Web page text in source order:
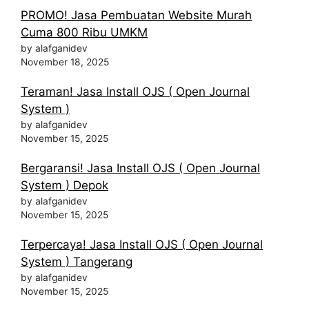
PROMO! Jasa Pembuatan Website Murah
Cuma 800 Ribu UMKM
by alafganidev
November 18, 2025
Teraman! Jasa Install OJS ( Open Journal
System )
by alafganidev
November 15, 2025
Bergaransi! Jasa Install OJS ( Open Journal
System ) Depok
by alafganidev
November 15, 2025
Terpercaya! Jasa Install OJS ( Open Journal
System ) Tangerang
by alafganidev
November 15, 2025